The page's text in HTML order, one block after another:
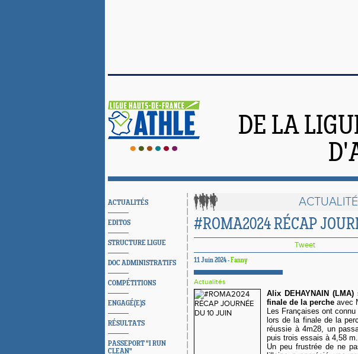
DE LA
ACTUALITÉS
EDITOS
STRUCTURE LIGUE
DOC ADMINISTRATIFS
COMPÉTITIONS
ENGAGÉ(E)S
RÉSULTATS
PASSEPORT "I RUN
CLEAN"
#ROMA2024 RÉCAP
Tweet
11 Juin 2024 -Fanny
Actualités
Alix DEHAYNAIN (LMA)
finale de la perche avec
Les Françaises ont connu
lors de la finale de la
réussie à 4m28, un
puis trois essais à 4,58 m.
Un peu frustrée de ne